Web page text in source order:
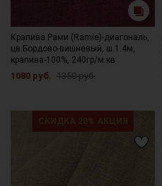
Крапива Рами (Ramie)-диагональ,
цв.Бордово-вишневый, ш.1.4м,
крапива-100%, 240гр/м.кв
1080 руб. 1350 руб.